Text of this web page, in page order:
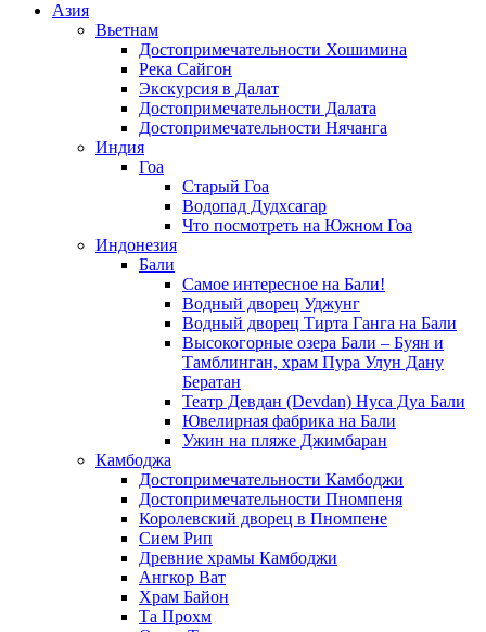
Азия
Вьетнам
Достопримечательности Хошимина
Река Сайгон
Экскурсия в Далат
Достопримечательности Далата
Достопримечательности Нячанга
Индия
Гоа
Старый Гоа
Водопад Дудхсагар
Что посмотреть на Южном Гоа
Индонезия
Бали
Самое интересное на Бали!
Водный дворец Уджунг
Водный дворец Тирта Ганга на Бали
Высокогорные озера Бали – Буян и
Тамблинган, храм Пура Улун Дану
Бератан
Театр Девдан (Devdan) Нуса Дуа Бали
Ювелирная фабрика на Бали
Ужин на пляже Джимбаран
Камбоджа
Достопримечательности Камбоджи
Достопримечательности Пномпеня
Королевский дворец в Пномпене
Сием Рип
Древние храмы Камбоджи
Ангкор Ват
Храм Байон
Та Прохм